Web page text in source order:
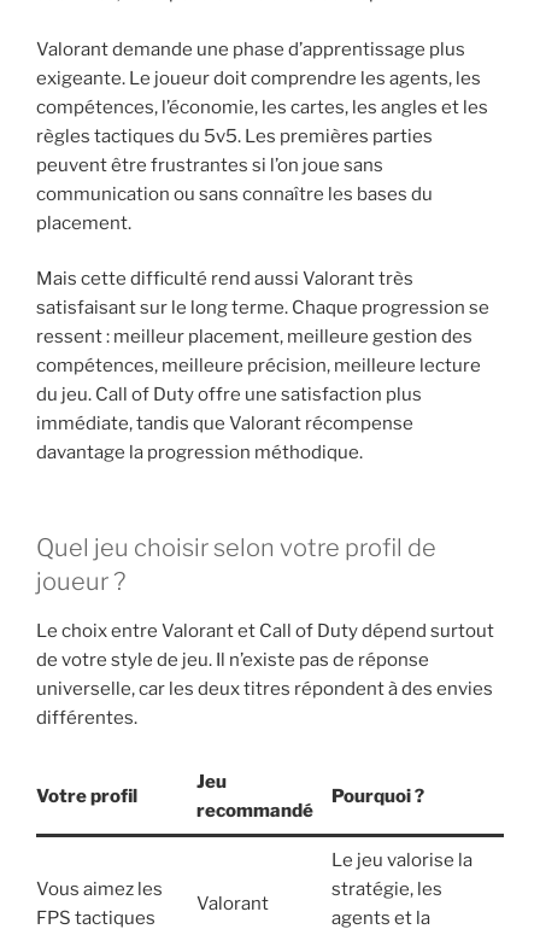
Valorant demande une phase d’apprentissage plus
exigeante. Le joueur doit comprendre les agents, les
compétences, l’économie, les cartes, les angles et les
règles tactiques du 5v5. Les premières parties
peuvent être frustrantes si l’on joue sans
communication ou sans connaître les bases du
placement.
Mais cette difficulté rend aussi Valorant très
satisfaisant sur le long terme. Chaque progression se
ressent : meilleur placement, meilleure gestion des
compétences, meilleure précision, meilleure lecture
du jeu. Call of Duty offre une satisfaction plus
immédiate, tandis que Valorant récompense
davantage la progression méthodique.
Quel jeu choisir selon votre profil de
joueur ?
Le choix entre Valorant et Call of Duty dépend surtout
de votre style de jeu. Il n’existe pas de réponse
universelle, car les deux titres répondent à des envies
différentes.
Votre profil
Jeu
recommandé
Pourquoi ?
Vous aimez les
FPS tactiques
Valorant
Le jeu valorise la
stratégie, les
agents et la